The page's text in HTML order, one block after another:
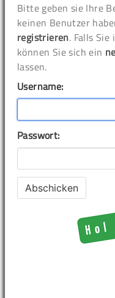
Bitte geben sie Ihre
keinen Benutzer
registrieren. Falls
können Sie sich ein
lassen.
Username:
Passwort: